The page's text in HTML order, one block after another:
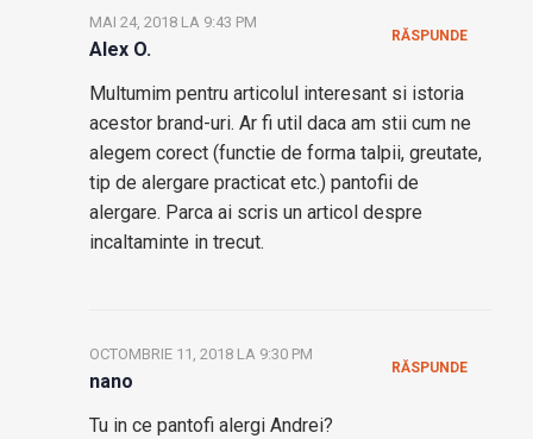
Alex O.
MAI 24, 2018 LA 9:43 PM
Multumim pentru articolul interesant si istoria
acestor brand-uri. Ar fi util daca am stii cum ne
alegem corect (functie de forma talpii, greutate,
tip de alergare practicat etc.) pantofii de
alergare. Parca ai scris un articol despre
incaltaminte in trecut.
RĂSPUNDE
nano
OCTOMBRIE 11, 2018 LA 9:30 PM
Tu in ce pantofi alergi Andrei?
RĂSPUNDE